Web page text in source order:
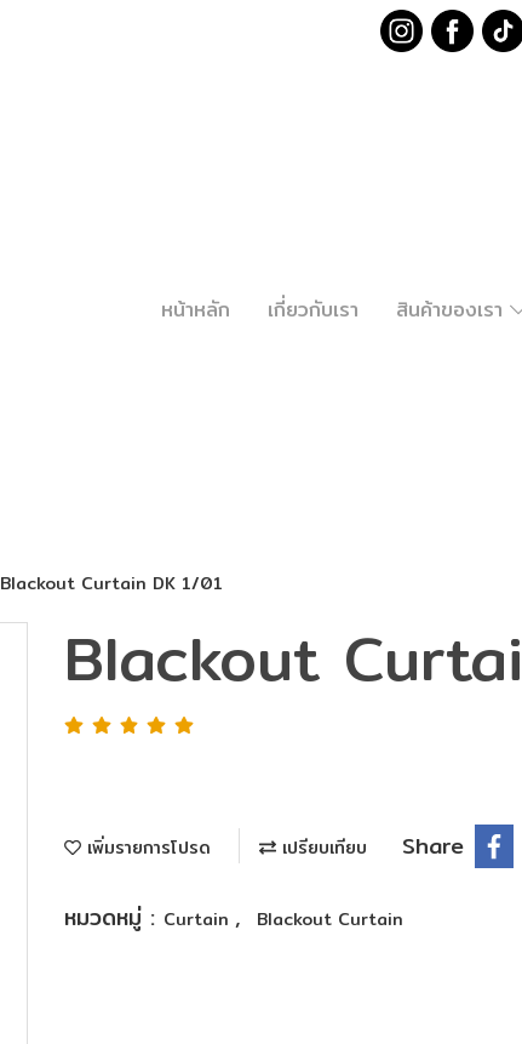
หน้าหลัก เกี่ยวกับเรา สินค้าของเรา
Blackout Curtain DK 1/01
Blackout
เพิ่มรายการโปรด เปรียบเทียบ Share
หมวดหมู่ : Curtain , Blackout Curtain